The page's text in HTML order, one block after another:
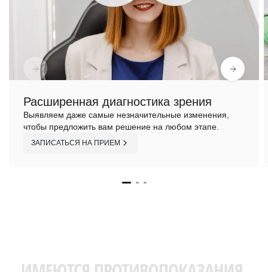
Расширенная диагностика зрения
Выявляем даже самые незначительные изменения,
чтобы предложить вам решение на любом этапе.
ЗАПИСАТЬСЯ НА ПРИЕМ